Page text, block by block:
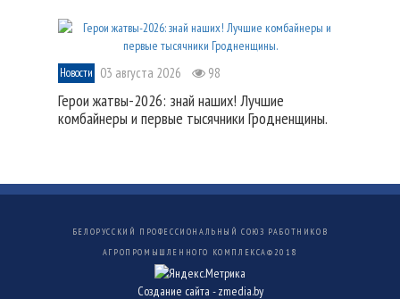
Новости 03 августа 2026 98
Герои жатвы-2026: знай наших! Лучшие
комбайнеры и первые тысячники Гродненщины.
БЕЛОРУССКИЙ ПРОФЕССИОНАЛЬНЫЙ СОЮЗ РАБОТНИКОВ
АГРОПРОМЫШЛЕННОГО КОМПЛЕКСА© 2018
Создание сайта -zmedia.by